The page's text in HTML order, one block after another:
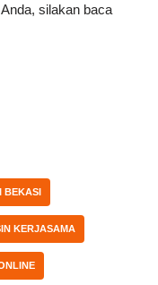
silakan baca
BEKASI
KERJASAMA